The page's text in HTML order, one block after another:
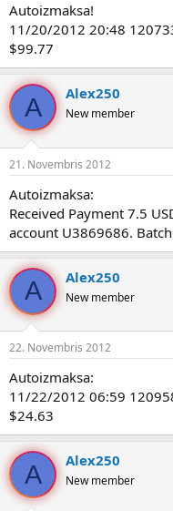
Autoizmaksa!
11/20/2012 20:48
$99.77
A Alex250
New member
21. Novembris 2012
Autoizmaksa:
Received Payment 7.5
account U3869686.
A Alex250
New member
22. Novembris 2012
Autoizmaksa:
11/22/2012 06:59
$24.63
A Alex250
New member